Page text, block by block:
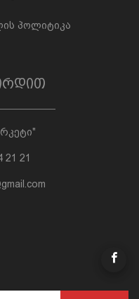
პოლიტიკა
21 21